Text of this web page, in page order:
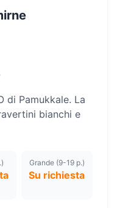
di Pamukkale. La
bianchi e
Grande (9-19 p.)
Su richiesta